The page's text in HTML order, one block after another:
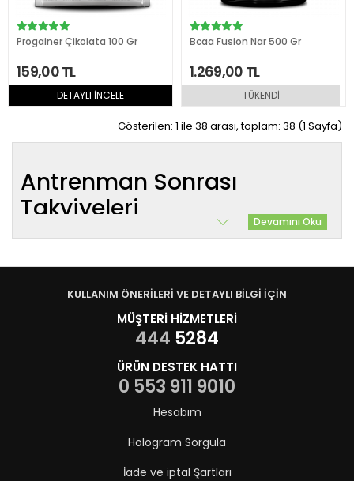
Progainer Çikolata 100 Gr
159,00 TL
DETAYLI İNCELE
Bcaa Fusion Nar 500 Gr
1.269,00 TL
TÜKENDİ
Gösterilen: 1 ile 38 arası, toplam: 38 (1 Sayfa)
Antrenman Sonrası
Takviyeleri
Devamını Oku
KULLANIM ÖNERİLERİ VE DETAYLI BİLGİ İÇİN
MÜŞTERİ HİZMETLERİ
444 5284
ÜRÜN DESTEK HATTI
0 553 911 9010
Hesabım
Hologram Sorgula
İade ve iptal Şartları